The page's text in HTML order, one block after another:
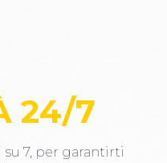
24/7
su 7, per garantirti